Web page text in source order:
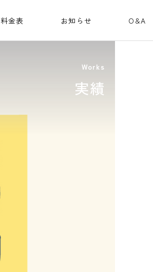
料金表 お知らせ O&A
Works
実績